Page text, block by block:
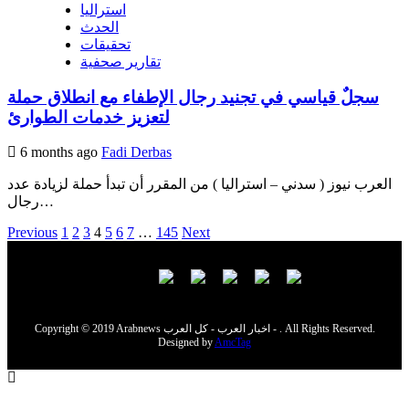
استراليا
الحدث
تحقيقات
تقارير صحفية
سجلٌ قياسي في تجنيد رجال الإطفاء مع انطلاق حملة
لتعزيز خدمات الطوارئ
6 months ago Fadi Derbas
العرب نيوز ( سدني – استراليا ) من المقرر أن تبدأ حملة لزيادة عدد
رجال…
Posts
Previous 1 2 3 4 5 6 7 … 145 Next
Copyright © 2019 Arabnews اخبار العرب - كل العرب - . All Rights Reserved.
Designed byAmcTag